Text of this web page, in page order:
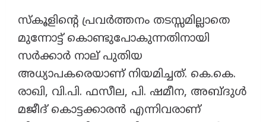
സ്‌കൂളിന്റെ പ്രവർത്തനം തടസ്സമില്ലാതെ
മുന്നോട്ട് കൊണ്ടുപോകുന്നതിനായി
സർക്കാർ നാല് പുതിയ
അധ്യാപകരെയാണ് നിയമിച്ചത്. കെ.കെ.
രാഖി, വി.പി. ഫസീല, പി. ഷമീന, അബ്ദുൾ
മജീദ് കൊട്ടക്കാരൻ എന്നിവരാണ്